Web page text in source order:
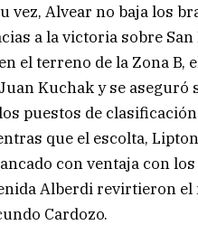
vez, Alvear no baja los
a la victoria sobre
el terreno de la Zona
Kuchak y se
puestos de
que el escolta,
con ventaja con
Alberdi revirtieron el
Cardozo.